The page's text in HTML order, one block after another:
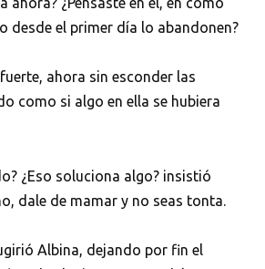
desde el primer día lo abandonen?
ahora sin esconder las
como si algo en ella se hubiera
¿Eso soluciona algo? insistió
dale de mamar y no seas tonta.
Albina, dejando por fin el